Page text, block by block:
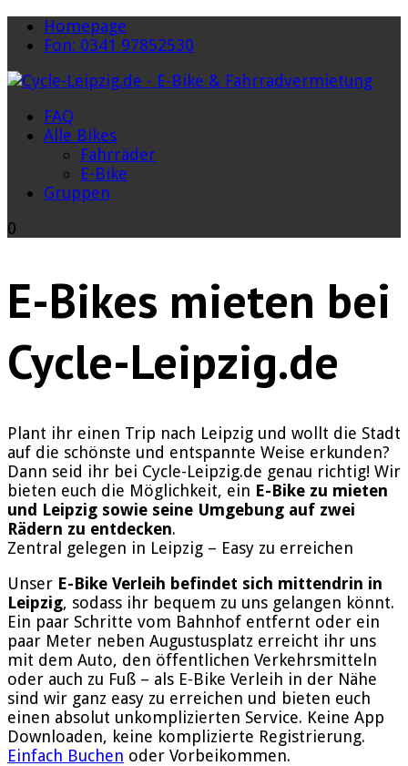
Homepage
Fon: 0341 97852530
FAQ
Alle Bikes
Fahrräder
E-Bike
Gruppen
0
E-Bikes mieten bei
Cycle-Leipzig.de
Plant ihr einen Trip nach Leipzig und wollt die Stadt
auf die schönste und entspannte Weise erkunden?
Dann seid ihr bei Cycle-Leipzig.de genau richtig! Wir
bieten euch die Möglichkeit, ein E-Bike zu mieten
und Leipzig sowie seine Umgebung auf zwei
Rädern zu entdecken.
Zentral gelegen in Leipzig – Easy zu erreichen
Unser E-Bike Verleih befindet sich mittendrin in
Leipzig, sodass ihr bequem zu uns gelangen könnt.
Ein paar Schritte vom Bahnhof entfernt oder ein
paar Meter neben Augustusplatz erreicht ihr uns
mit dem Auto, den öffentlichen Verkehrsmitteln
oder auch zu Fuß – als E-Bike Verleih in der Nähe
sind wir ganz easy zu erreichen und bieten euch
einen absolut unkomplizierten Service. Keine App
Downloaden, keine komplizierte Registrierung.
Einfach Buchen oder Vorbeikommen.